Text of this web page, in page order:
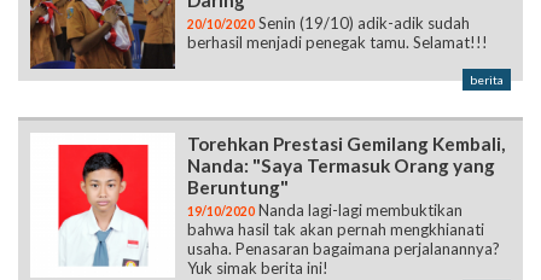
20/10/2020 Senin (19/10) adik-adik sudah
berhasil menjadi penegak tamu. Selamat!!!
berita
Torehkan Prestasi Gemilang Kembali,
Nanda: "Saya Termasuk Orang yang
Beruntung"
19/10/2020 Nanda lagi-lagi membuktikan
bahwa hasil tak akan pernah mengkhianati
usaha. Penasaran bagaimana perjalanannya?
Yuk simak berita ini!